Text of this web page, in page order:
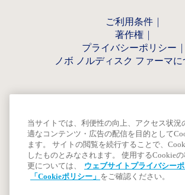
ご利用条件
著作権
プライバシーポリシー
ノボ ノルディスク ファーマに
当サイトでは、利便性の向上、アクセス状況
適なコンテンツ・広告の配信を目的として
ます。 サイトの閲覧を続行することで、
したものとみなされます。 使用するCookie
更については、
ウェブサイトプライバシー
「Cookieポリシー」 をご確認ください。